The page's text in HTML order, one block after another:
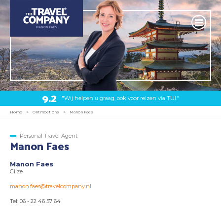
9.2 "Wij helpen u graag, ook voor reizen via TUI."
Home > Ontmoet ons > Manon Faes
Personal Travel Agent
Manon Faes
Manon Faes
Gilze
manon.faes@travelcompany.nl
Tel: 06 - 22 46 57 64